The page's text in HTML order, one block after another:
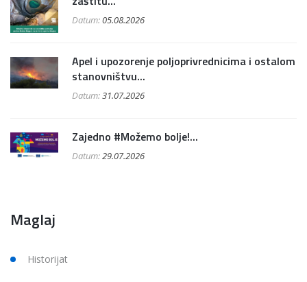
Datum:05.08.2026
Apel i upozorenje poljoprivrednicima i ostalom
stanovništvu...
Datum:31.07.2026
Zajedno #Možemo bolje!...
Datum:29.07.2026
Maglaj
Historijat